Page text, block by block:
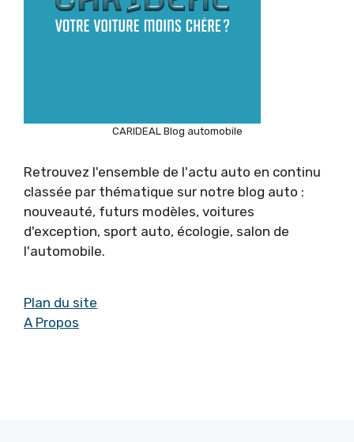
CARIDEAL Blog automobile
Retrouvez l'ensemble de l'actu auto en continu
classée par thématique sur notre blog auto :
nouveauté, futurs modèles, voitures
d'exception, sport auto, écologie, salon de
l'automobile.
Plan du site
A Propos